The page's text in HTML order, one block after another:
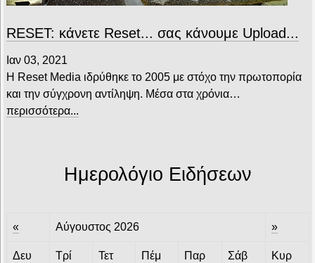
RESET: κάνετε Reset... σας κάνουμε Upload...
Ιαν 03, 2021
Η Reset Media ιδρύθηκε το 2005 με στόχο την πρωτοπορία
και την σύγχρονη αντίληψη. Μέσα στα χρόνια…
περισσότερα...
Ημερολόγιο Ειδήσεων
« Αύγουστος 2026 »
Δευ Τρί Τετ Πέμ Παρ Σάβ Κυρ